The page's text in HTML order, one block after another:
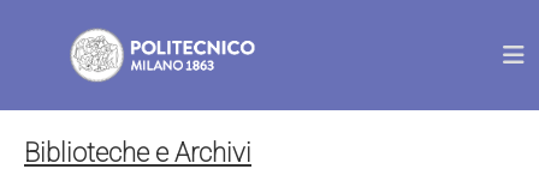
Biblioteche e Archivi